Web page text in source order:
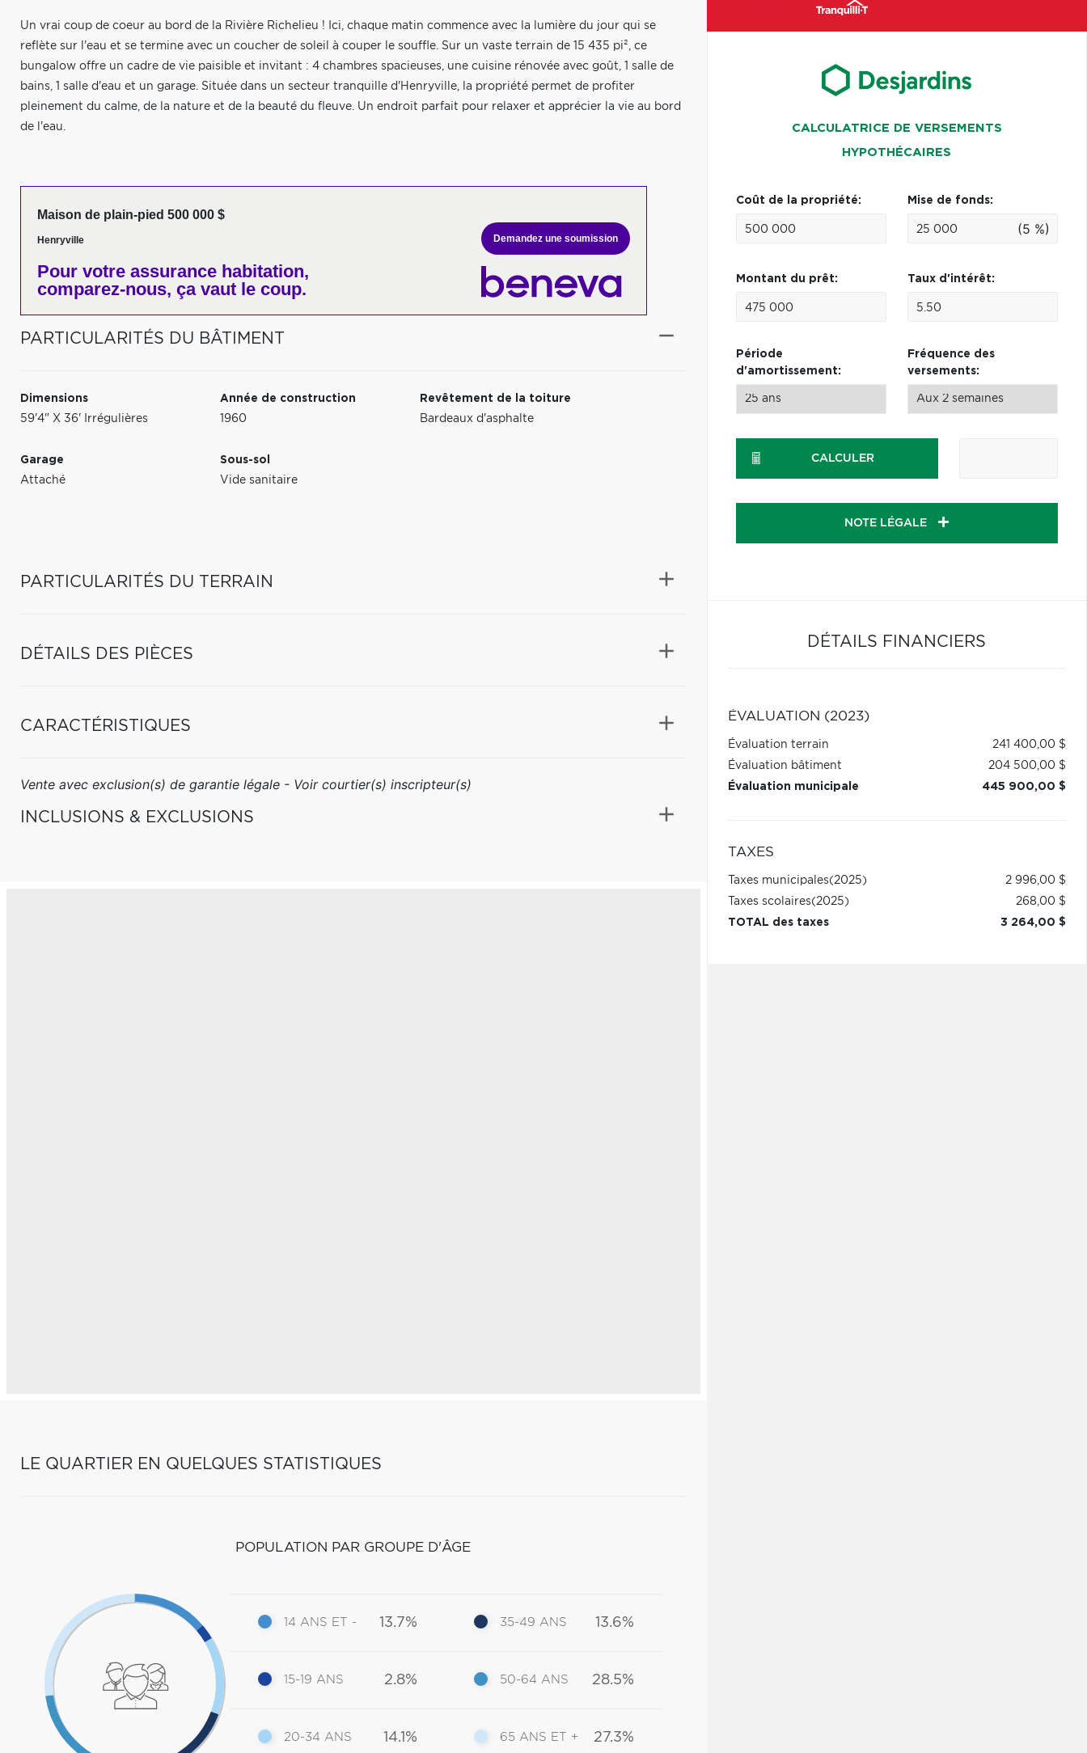
Un vrai coup de coeur au bord de la Rivière Richelieu ! Ici, chaque matin commence avec la lumière du jour qui se
reflète sur l'eau et se termine avec un coucher de soleil à couper le souffle. Sur un vaste terrain de 15 435 pi², ce
bungalow offre un cadre de vie paisible et invitant : 4 chambres spacieuses, une cuisine rénovée avec goût, 1 salle de
bains, 1 salle d'eau et un garage. Située dans un secteur tranquille d'Henryville, la propriété permet de profiter
pleinement du calme, de la nature et de la beauté du fleuve. Un endroit parfait pour relaxer et apprécier la vie au bord
de l'eau.
Maison de plain-pied 500 000 $
Henryville
Pour votre assurance habitation,
comparez-nous, ça vaut le coup.
Demandez une soumission
PARTICULARITÉS DU BÂTIMENT
Dimensions
59'4" X 36' Irrégulières
Année de construction
1960
Revêtement de la toiture
Bardeaux d'asphalte
Garage
Attaché
Sous-sol
Vide sanitaire
PARTICULARITÉS DU TERRAIN
DÉTAILS DES PIÈCES
CARACTÉRISTIQUES
Vente avec exclusion(s) de garantie légale - Voir courtier(s) inscripteur(s)
INCLUSIONS & EXCLUSIONS
LE QUARTIER EN QUELQUES STATISTIQUES
POPULATION PAR GROUPE D'ÂGE
14 ANS ET - 13.7%
15-19 ANS 2.8%
20-34 ANS 14.1%
35-49 ANS 13.6%
50-64 ANS 28.5%
65 ANS ET + 27.3%
CALCULATRICE DE VERSEMENTS
HYPOTHÉCAIRES
Coût de la propriété: Mise de fonds:
(5 %)
Montant du prêt: Taux d'intérêt:
Période
d'amortissement:
Fréquence des
versements:
CALCULER
NOTE LÉGALE
DÉTAILS FINANCIERS
ÉVALUATION (2023)
Évaluation terrain
241 400,00 $
Évaluation bâtiment
204 500,00 $
Évaluation municipale
445 900,00 $
TAXES
Taxes municipales(2025)
2 996,00 $
Taxes scolaires(2025)
268,00 $
TOTAL des taxes
3 264,00 $